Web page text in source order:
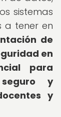
sistemas
a tener en
de
en
para
y
y